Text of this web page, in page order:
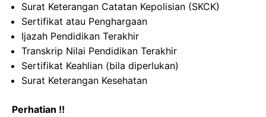
Surat Keterangan Catatan Kepolisian (SKCK)
Sertifikat atau Penghargaan
Ijazah Pendidikan Terakhir
Transkrip Nilai Pendidikan Terakhir
Sertifikat Keahlian (bila diperlukan)
Surat Keterangan Kesehatan
Perhatian !!